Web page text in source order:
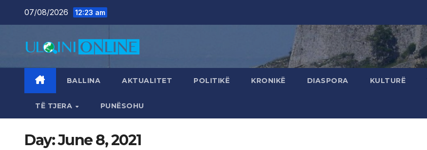
07/08/2026 12:23 am
BALLINA AKTUALITET POLITIKË KRONIKË DIASPORA KULTURË
TË TJERA PUNËSOHU
Day:June 8, 2021